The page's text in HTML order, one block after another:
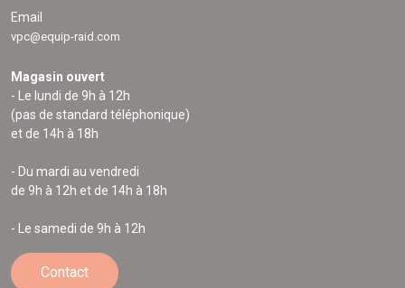
Email
vpc@equip-raid.com
Magasin ouvert
- Le lundi de 9h à 12h
(pas de standard téléphonique)
et de 14h à 18h
- Du mardi au vendredi
de 9h à 12h et de 14h à 18h
- Le samedi de 9h à 12h
Contact